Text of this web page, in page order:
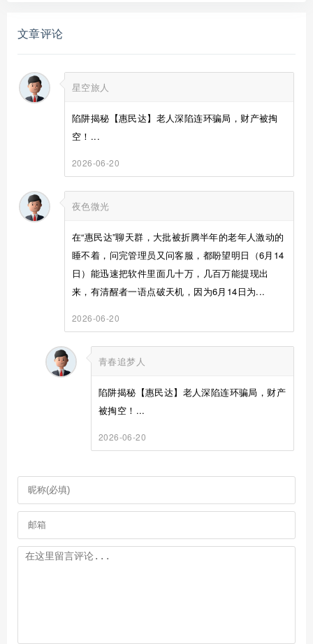
文章评论
星空旅人
陷阱揭秘【惠民达】老人深陷连环骗局，财产被掏
空！...
2026-06-20
夜色微光
在“惠民达”聊天群，大批被折腾半年的老年人激动的
睡不着，问完管理员又问客服，都盼望明日（6月14
日）能迅速把软件里面几十万，几百万能提现出
来，有清醒者一语点破天机，因为6月14日为...
2026-06-20
青春追梦人
陷阱揭秘【惠民达】老人深陷连环骗局，财产
被掏空！...
2026-06-20